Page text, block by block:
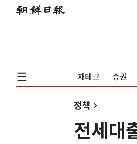
재테크 증권
정책
전세대